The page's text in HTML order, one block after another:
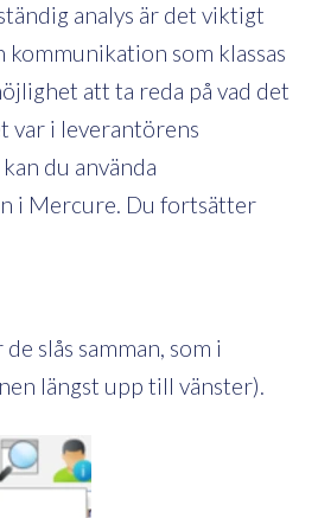
analys är det viktigt
kommunikation som klassas
att ta reda på vad det
var i leverantörens
du använda
i Mercure. Du fortsätter
slås samman, som i
längst upp till vänster).